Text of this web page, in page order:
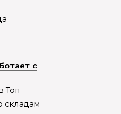
с
Топ
складам